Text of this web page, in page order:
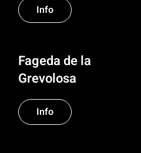
Info
Fageda de la
Grevolosa
Info